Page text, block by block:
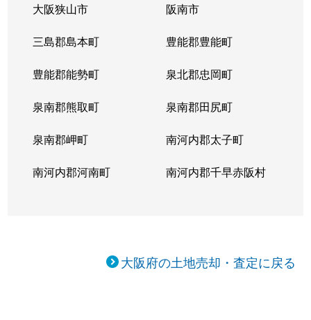
大阪狭山市 阪南市
三島郡島本町 豊能郡豊能町
豊能郡能勢町 泉北郡忠岡町
泉南郡熊取町 泉南郡田尻町
泉南郡岬町 南河内郡太子町
南河内郡河南町 南河内郡千早赤阪村
大阪府の土地売却・査定に戻る